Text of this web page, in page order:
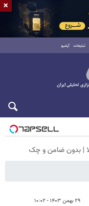
تبلیغات آرشیو
۲۹ بهمن ۱۴۰۳ - ۱۰:۰۲
×